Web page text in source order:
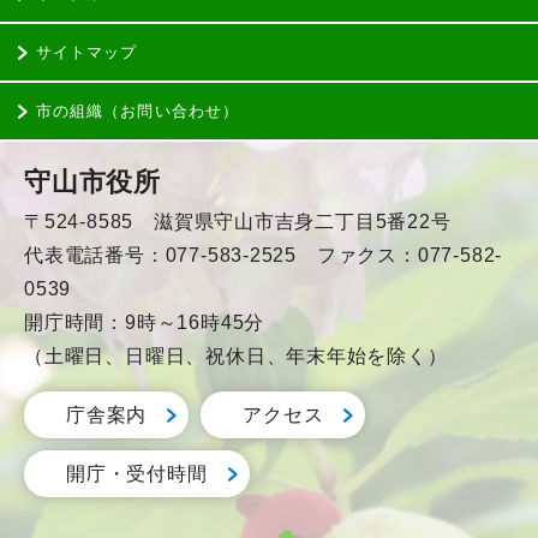
サイトマップ
市の組織（お問い合わせ）
守山市役所
〒524-8585 滋賀県守山市吉身二丁目5番22号
代表電話番号：077-583-2525 ファクス：077-582-
0539
開庁時間：9時～16時45分
（土曜日、日曜日、祝休日、年末年始を除く）
庁舎案内 アクセス
開庁・受付時間